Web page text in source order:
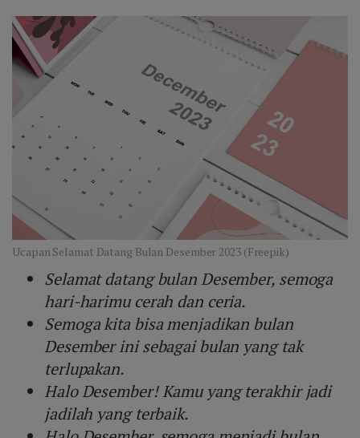
Ucapan Selamat Datang Bulan Desember 2023 (Freepik)
Selamat datang bulan Desember, semoga
hari-harimu cerah dan ceria.
Semoga kita bisa menjadikan bulan
Desember ini sebagai bulan yang tak
terlupakan.
Halo Desember! Kamu yang terakhir jadi
jadilah yang terbaik.